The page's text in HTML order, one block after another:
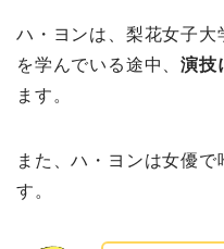
ハ・ヨンは、梨花女子
を学んでいる途中、演技
ます。
また、ハ・ヨンは女優
す。